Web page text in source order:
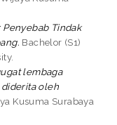
Penyebab Tindak
Bachelor (S1)
lembaga
diderita oleh
Kusuma Surabaya